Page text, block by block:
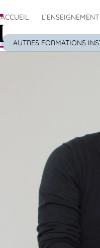
ACCUEIL
AUTRES FORMATIONS